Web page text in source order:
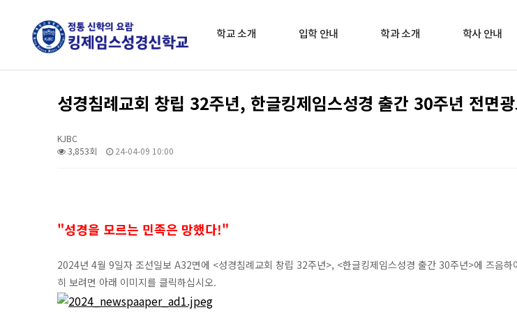
학교 소개 입학 안내 학과 소개 학사 안내
성경침례교회 창립 32주년, 한글킹제임스성경 출간 30주년 전면
KJBC
3,853회
24-04-09 10:00
"성경을 모르는 민족은 망했다!"
2024년 4월 9일자 조선일보 A32면에 <성경침례교회 창립 32주년>, <한글킹제임스성경 출간 30주년>에 즈음하
히 보려면 아래 이미지를 클릭하십시오.